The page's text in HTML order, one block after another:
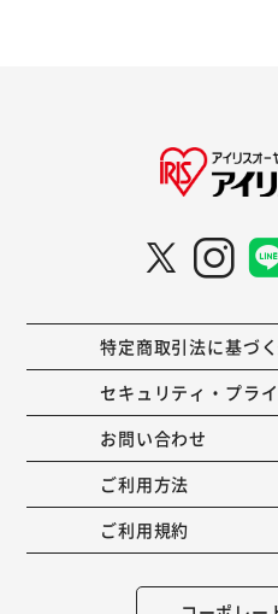
特定商取引法に基づ
セキュリティ・プラ
お問い合わせ
ご利用方法
ご利用規約